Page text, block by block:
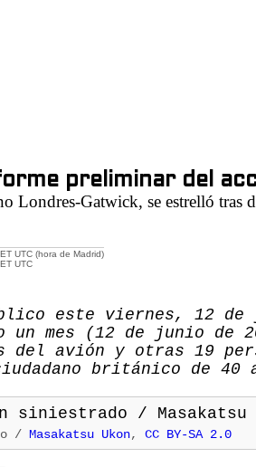
preliminar del
Londres-Gatwick, se estrelló tras
UTC (hora de Madrid)
UTC
este viernes, 12
un mes (12 de junio de
del avión y otras 19
británico de 40
/ Masakatsu Ukon, CC BY-SA 2.0